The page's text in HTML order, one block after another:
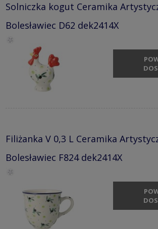
Solniczka kogut Ceramika
Bolesławiec D62 dek2414X
Filiżanka V 0,3 L Ceramika
Bolesławiec F824 dek2414X